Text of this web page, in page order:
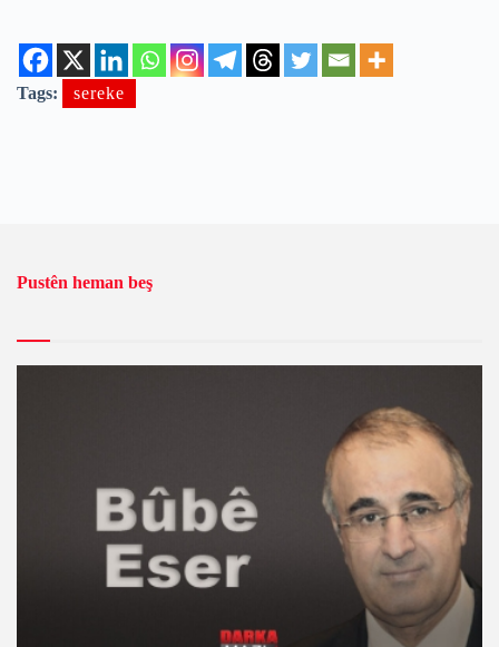
Tags: sereke
Pustên heman beş